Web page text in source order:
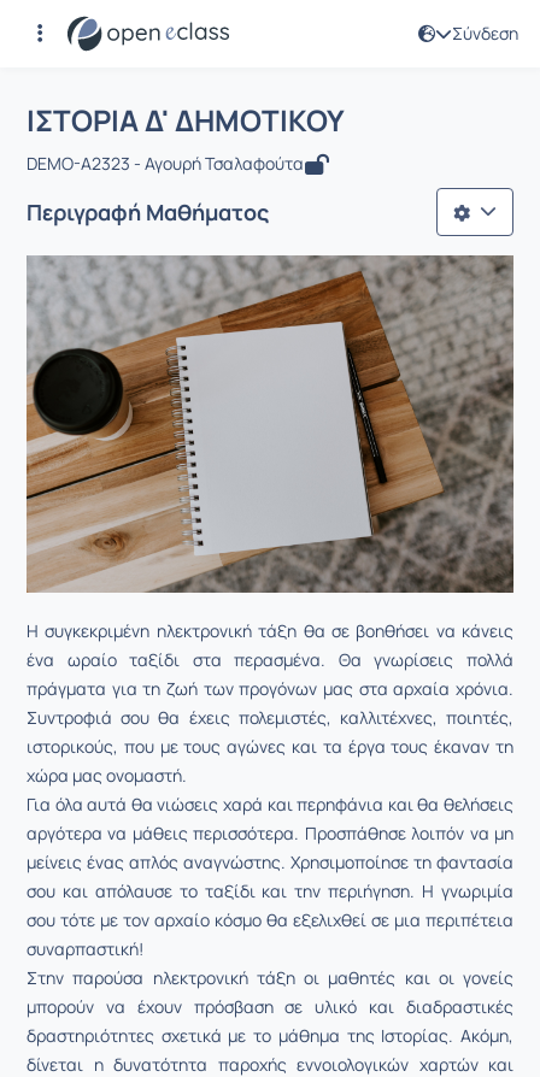
Σύνδεση
Αρχική Σελίδα
Μάθημα : ΙΣΤΟΡΙΑ Δ' ΔΗΜΟΤΙΚΟΥ
ΙΣΤΟΡΙΑ Δ' ΔΗΜΟΤΙΚΟΥ
DEMO-A2323 - Αγουρή Τσαλαφούτα
Περιγραφή Μαθήματος
Η συγκεκριμένη ηλεκτρονική τάξη θα σε βοηθήσει να κάνεις
ένα ωραίο ταξίδι στα περασµένα. Θα γνωρίσεις πολλά
πράγµατα για τη ζωή των προγόνων µας στα αρχαία χρόνια.
Συντροφιά σου θα έχεις πολεµιστές, καλλιτέχνες, ποιητές,
ιστορικούς, που µε τους αγώνες και τα έργα τους έκαναν τη
χώρα µας ονοµαστή.
Για όλα αυτά θα νιώσεις χαρά και περηφάνια και θα θελήσεις
αργότερα να µάθεις περισσότερα. Προσπάθησε λοιπόν να µη
µείνεις ένας απλός αναγνώστης. Χρησιµοποίησε τη φαντασία
σου και απόλαυσε το ταξίδι και την περιήγηση. Η γνωριµία
σου τότε µε τον αρχαίο κόσµο θα εξελιχθεί σε µια περιπέτεια
συναρπαστική!
Στην παρούσα ηλεκτρονική τάξη οι μαθητές και οι γονείς
μπορούν να έχουν πρόσβαση σε υλικό και διαδραστικές
δραστηριότητες σχετικά με το μάθημα της Ιστορίας. Ακόμη,
δίνεται η δυνατότητα παροχής εννοιολογικών χαρτών και